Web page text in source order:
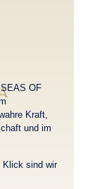
OF
Kraft,
und im
Klick sind wir